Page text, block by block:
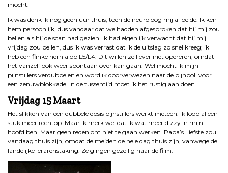
mocht.
Ik was denk ik nog geen uur thuis, toen de neuroloog mij al belde. Ik ken
hem persoonlijk, dus vandaar dat we hadden afgesproken dat hij mij zou
bellen als hij de scan had gezien. Ik had eigenlijk verwacht dat hij mij
vrijdag zou bellen, dus ik was verrast dat ik de uitslag zo snel kreeg; ik
heb een flinke hernia op L5/L4. Dit willen ze liever niet opereren, omdat
het vanzelf ook weer spontaan over kan gaan. Wel mocht ik mijn
pijnstillers verdubbelen en word ik doorverwezen naar de pijnpoli voor
een zenuwblokkade. In de tussentijd moet ik het rustig aan doen.
Vrijdag 15 Maart
Het slikken van een dubbele dosis pijnstillers werkt meteen. Ik loop al een
stuk meer rechtop. Maar ik merk wel dat ik wat meer dizzy in mijn
hoofd ben. Maar geen reden om niet te gaan werken. Papa’s Liefste zou
vandaag thuis zijn, omdat de meiden de hele dag thuis zijn, vanwege de
landelijke lerarenstaking. Ze gingen gezellig naar de film.